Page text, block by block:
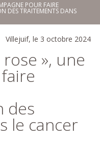
POUR FAIRE
DES TRAITEMENTS DANS
Villejuif, le 3 octobre 2024
», une
des
le cancer